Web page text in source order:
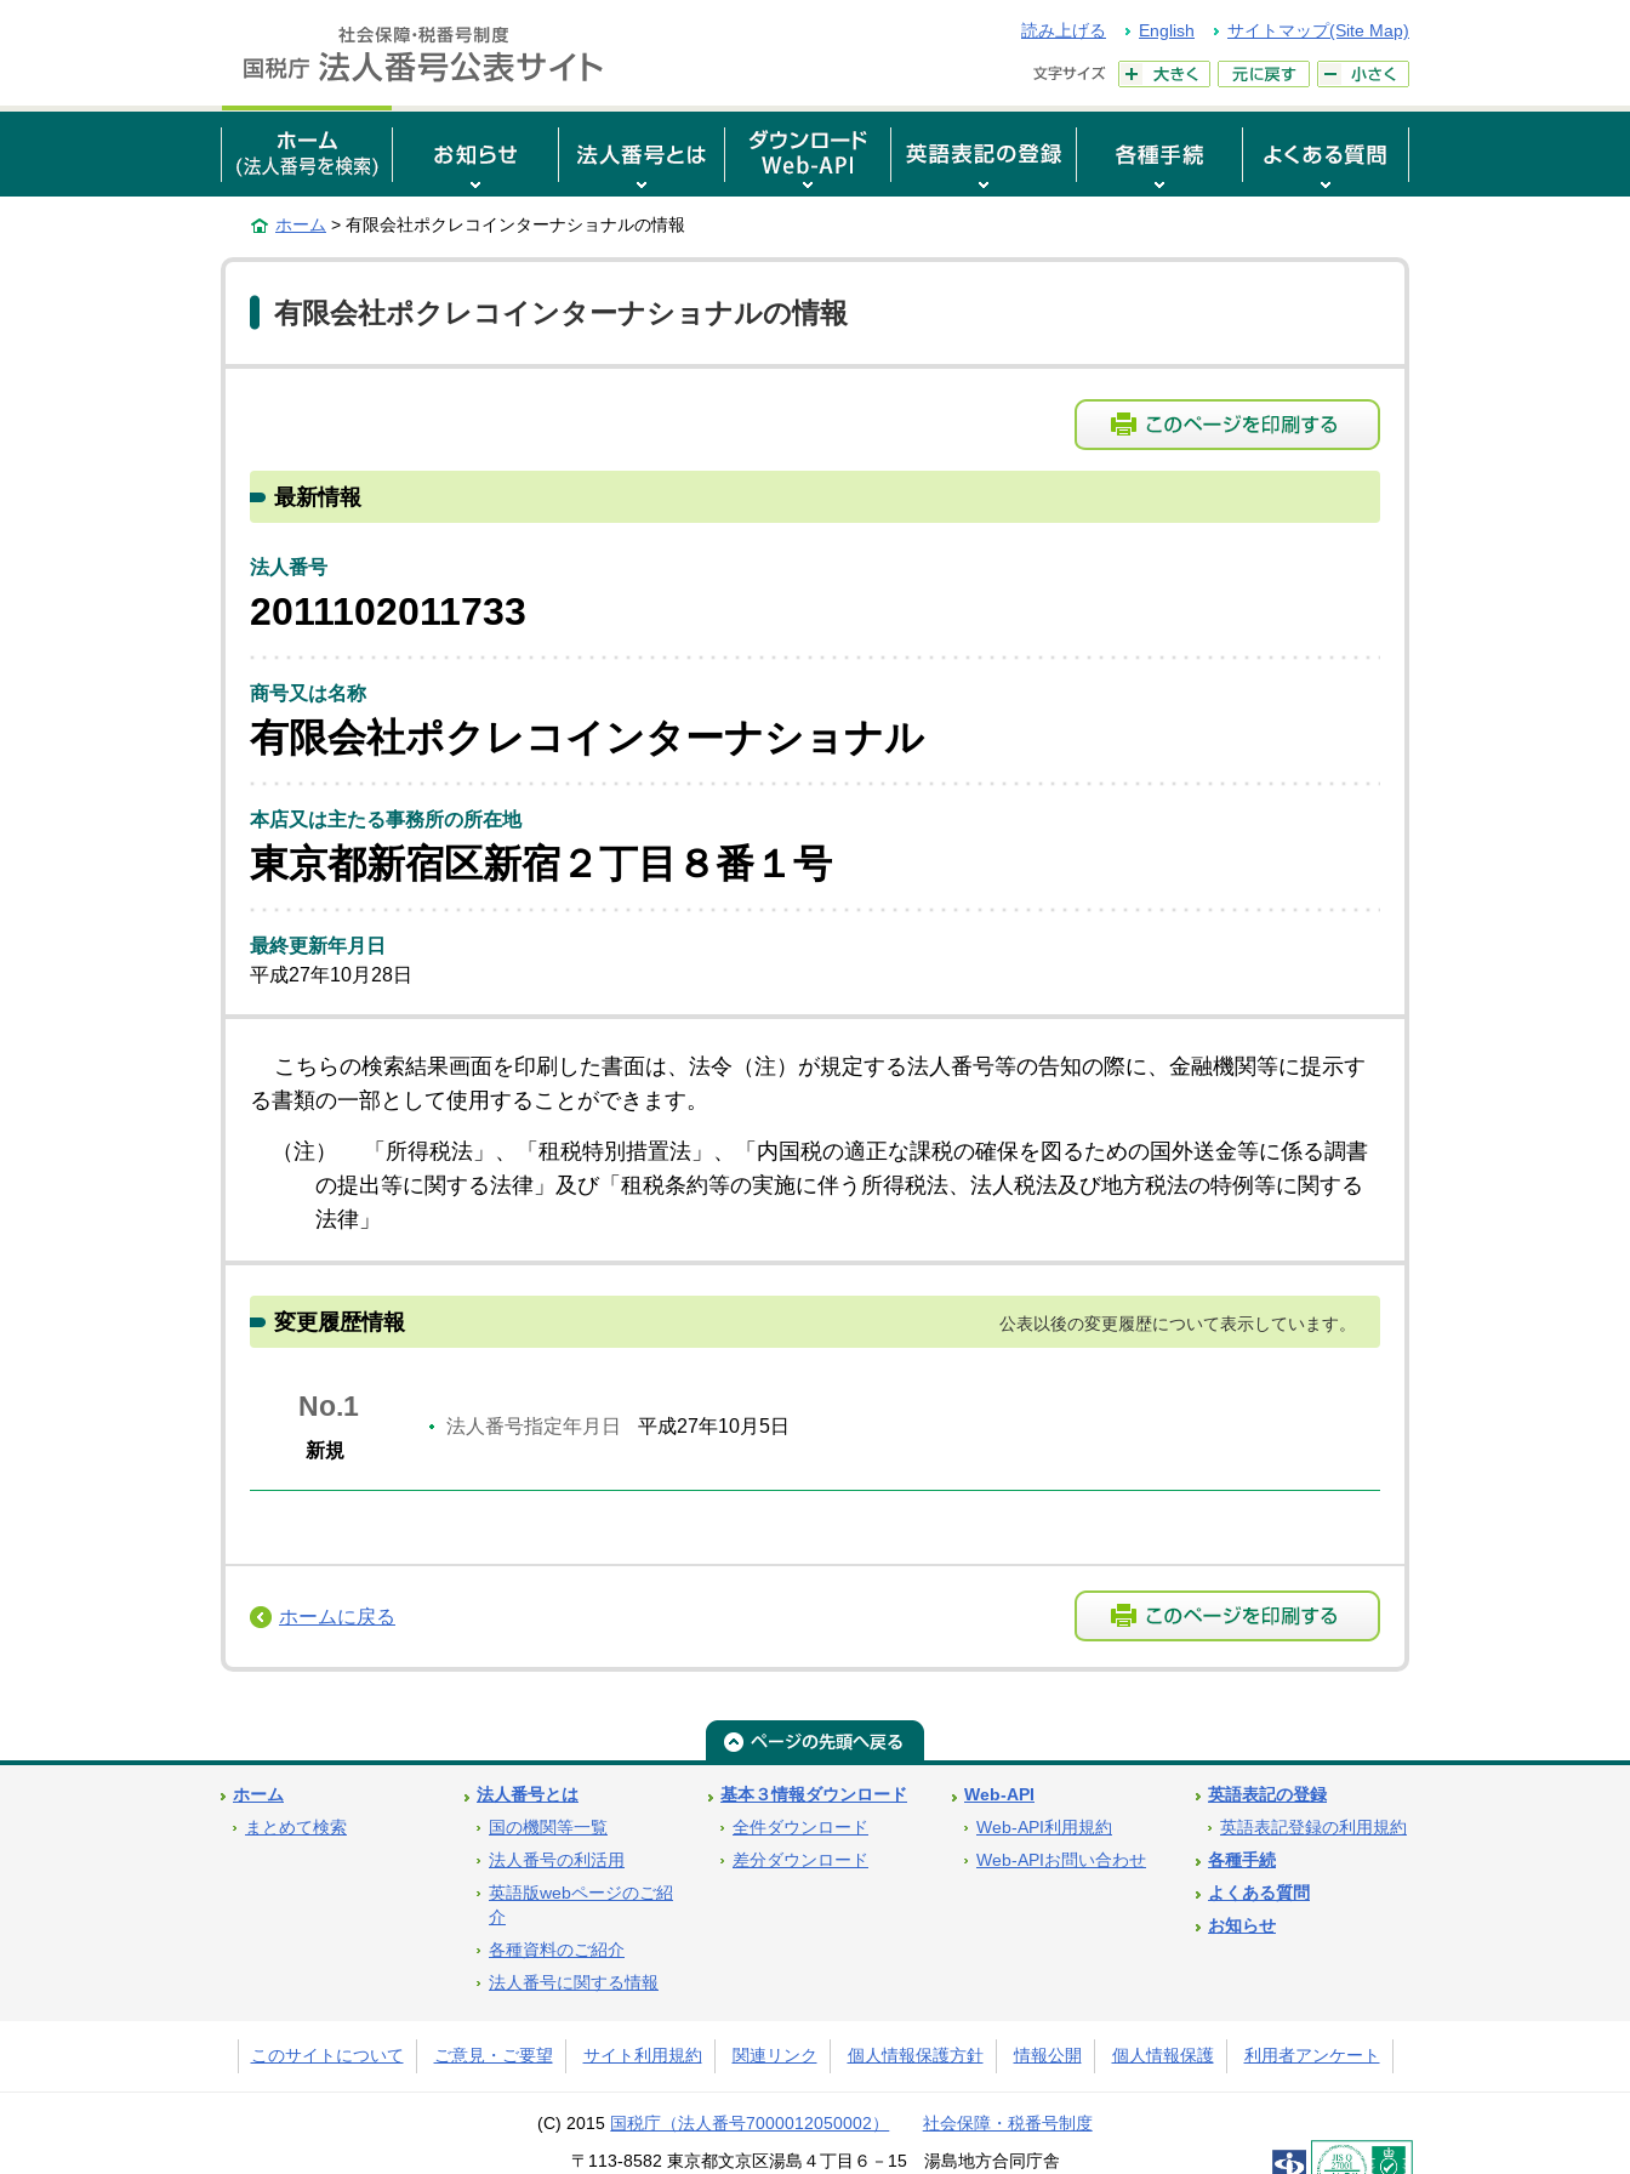
読み上げる English サイトマップ(Site Map)
ホーム > 有限会社ポクレコインターナショナルの情報
有限会社ポクレコインターナショナルの情報
最新情報
法人番号
2011102011733
商号又は名称
有限会社ポクレコインターナショナル
本店又は主たる事務所の所在地
東京都新宿区新宿２丁目８番１号
最終更新年月日
平成27年10月28日
こちらの検索結果画面を印刷した書面は、法令（注）が規定する法人番号等の告知の際に、金融機関等に提示す
る書類の一部として使用することができます。
（注）
「所得税法」、「租税特別措置法」、「内国税の適正な課税の確保を図るための国外送金等に係る調書
の提出等に関する法律」及び「租税条約等の実施に伴う所得税法、法人税法及び地方税法の特例等に関する
法律」
変更履歴情報 公表以後の変更履歴について表示しています。
No.1
新規
法人番号指定年月日 平成27年10月5日
ホームに戻る
ホーム
まとめて検索
法人番号とは
国の機関等一覧
法人番号の利活用
英語版webページのご紹
介
各種資料のご紹介
法人番号に関する情報
基本３情報ダウンロード
全件ダウンロード
差分ダウンロード
Web-API
Web-API利用規約
Web-APIお問い合わせ
英語表記の登録
英語表記登録の利用規約
各種手続
よくある質問
お知らせ
このサイトについて ご意見・ご要望 サイト利用規約 関連リンク 個人情報保護方針 情報公開 個人情報保護 利用者アンケート
(C) 2015 国税庁（法人番号7000012050002） 社会保障・税番号制度
〒113-8582 東京都文京区湯島４丁目６－15 湯島地方合同庁舎